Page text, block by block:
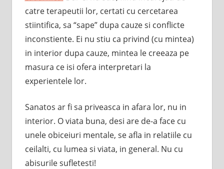
catre terapeutii lor, certati cu cercetarea
stiintifica, sa “sape” dupa cauze si conflicte
inconstiente. Ei nu stiu ca privind (cu mintea)
in interior dupa cauze, mintea le creeaza pe
masura ce isi ofera interpretari la
experientele lor.
Sanatos ar fi sa priveasca in afara lor, nu in
interior. O viata buna, desi are de-a face cu
unele obiceiuri mentale, se afla in relatiile cu
ceilalti, cu lumea si viata, in general. Nu cu
abisurile sufletesti!